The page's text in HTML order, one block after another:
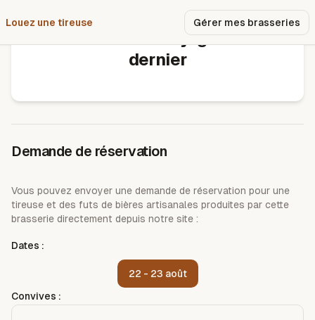
Louez une tireuse Gérer mes brasseries
La brasserie du jugement
dernier
Demande de réservation
Vous pouvez envoyer une demande de réservation pour une
tireuse et des futs de bières artisanales produites par cette
brasserie directement depuis notre site :
Dates :
22 - 23 août
Convives :